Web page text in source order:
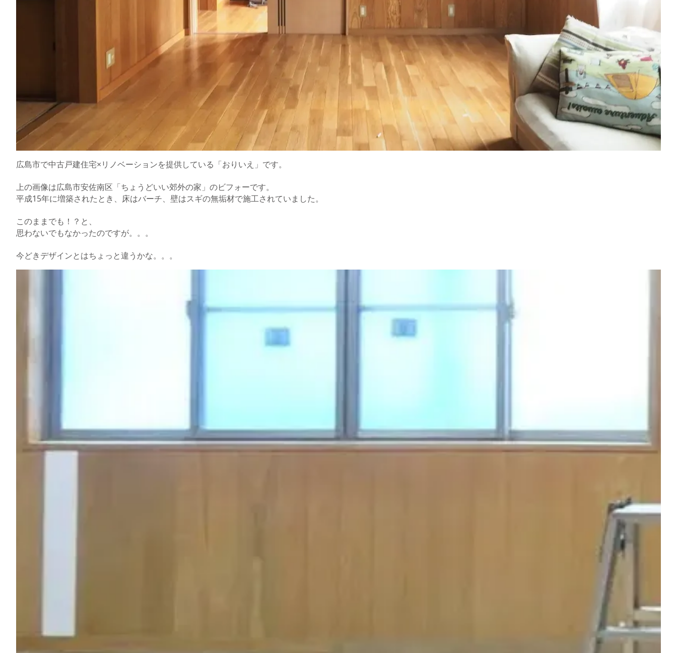
広島市で中古戸建住宅×リノベーションを提供している「おりいえ」です。
上の画像は広島市安佐南区「ちょうどいい郊外の家」のビフォーです。
平成15年に増築されたとき、床はバーチ、壁はスギの無垢材で施工されていました。
このままでも！？と、
思わないでもなかったのですが。。。
今どきデザインとはちょっと違うかな。。。